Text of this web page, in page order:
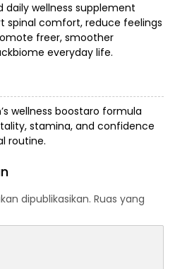
daily wellness supplement
spinal comfort, reduce feelings
freer, smoother
everyday life.
wellness boostaro formula
stamina, and confidence
routine.
dipublikasikan. Ruas yang